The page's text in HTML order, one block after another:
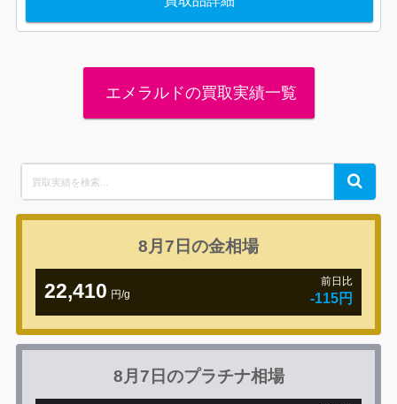
エメラルドの買取実績一覧
for:
Search
8月7日の金相場
22,410 円/g
前日比
-115円
8月7日のプラチナ相場